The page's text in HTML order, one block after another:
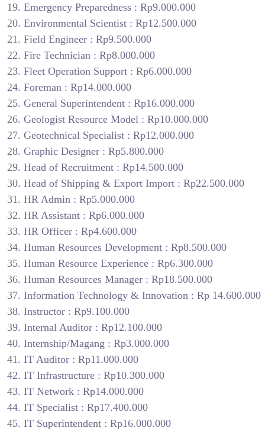
Emergency Preparedness : Rp9.000.000
Environmental Scientist : Rp12.500.000
Field Engineer : Rp9.500.000
Fire Technician : Rp8.000.000
Fleet Operation Support : Rp6.000.000
Foreman : Rp14.000.000
General Superintendent : Rp16.000.000
Geologist Resource Model : Rp10.000.000
Geotechnical Specialist : Rp12.000.000
Graphic Designer : Rp5.800.000
Head of Recruitment : Rp14.500.000
Head of Shipping & Export Import : Rp22.500.000
HR Admin : Rp5.000.000
HR Assistant : Rp6.000.000
HR Officer : Rp4.600.000
Human Resources Development : Rp8.500.000
Human Resource Experience : Rp6.300.000
Human Resources Manager : Rp18.500.000
Information Technology & Innovation : Rp 14.600.000
Instructor : Rp9.100.000
Internal Auditor : Rp12.100.000
Internship/Magang : Rp3.000.000
IT Auditor : Rp11.000.000
IT Infrastructure : Rp10.300.000
IT Network : Rp14.000.000
IT Specialist : Rp17.400.000
IT Superintendent : Rp16.000.000